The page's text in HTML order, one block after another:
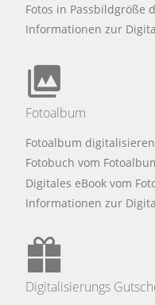
Fotos in Passbildgröße
Informationen zur
Fotoalbum
Fotoalbum digitalisieren
Fotobuch vom
Digitales eBook vom
Informationen zur
Digitalisierungs